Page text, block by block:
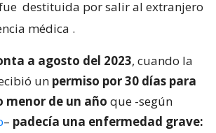
destituida por salir al extranjero
médica .
a agosto del 2023, cuando la
un permiso por 30 días para
menor de un año que -según
– padecía una enfermedad grave: